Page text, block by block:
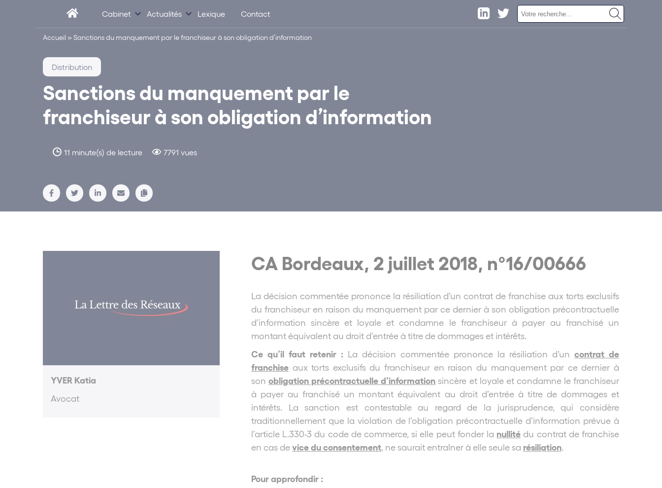
Cabinet Actualités Lexique Contact
Accueil » Sanctions du manquement par le franchiseur à son obligation d’information
Sanctions du manquement par le
franchiseur à son obligation d’information
11 minute(s) de lecture 7791 vues
Distribution
YVER Katia
Avocat
CA Bordeaux, 2 juillet 2018, n°16/00666
La décision commentée prononce la résiliation d’un contrat de franchise aux torts exclusifs
du franchiseur en raison du manquement par ce dernier à son obligation précontractuelle
d’information sincère et loyale et condamne le franchiseur à payer au franchisé un
montant équivalent au droit d’entrée à titre de dommages et intérêts.
Ce qu’il faut retenir : La décision commentée prononce la résiliation d’un contrat de
franchise aux torts exclusifs du franchiseur en raison du manquement par ce dernier à
sonobligation précontractuelle d’information sincère et loyale et condamne le franchiseur
à payer au franchisé un montant équivalent au droit d’entrée à titre de dommages et
intérêts. La sanction est contestable au regard de la jurisprudence, qui considère
traditionnellement que la violation de l’obligation précontractuelle d’information prévue à
l’article L.330-3 du code de commerce, si elle peut fonder la nullité du contrat de franchise
en cas device du consentement , ne saurait entraîner à elle seule sa résiliation
Pour approfondir :